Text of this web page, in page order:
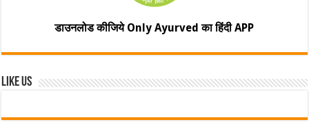
डाउनलोड कीजिये Only Ayurved का हिंदी APP
Like Us